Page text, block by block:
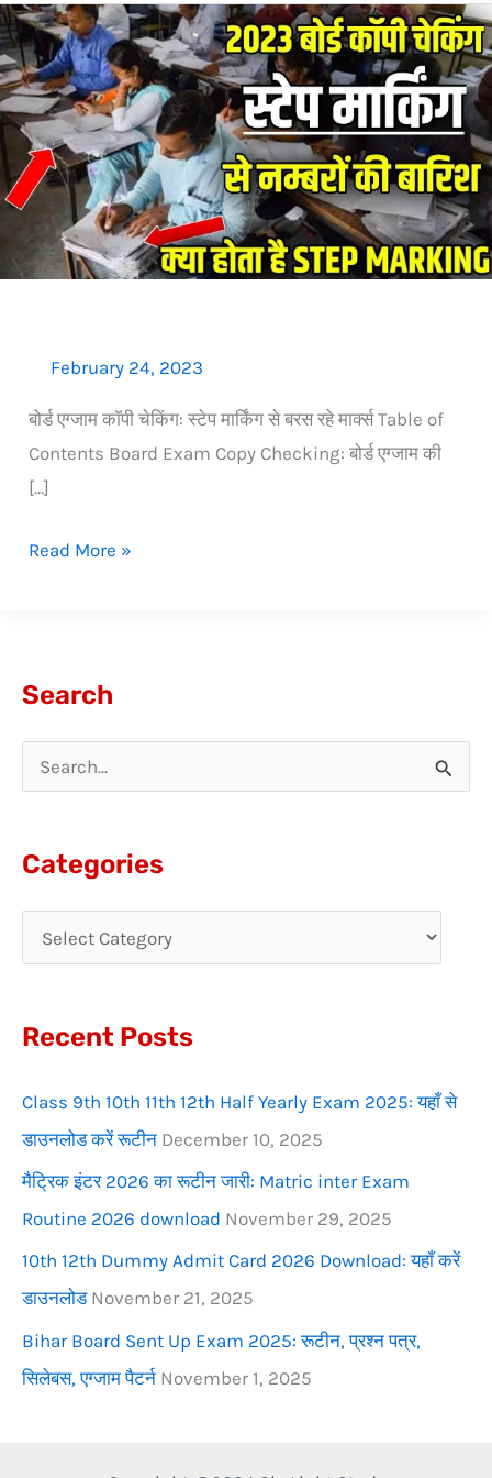
February 24, 2023
बोर्ड एग्जाम कॉपी चेकिंग: स्टेप मार्किंग से बरस रहे मार्क्स Table of
Contents Board Exam Copy Checking: बोर्ड एग्जाम की
[…]
Board
Exam
Copy
Checking:
Step
Marking
मिल
नंबर
Read More »
Search
h
o
:
Categories
Recent Posts
Class 9th 10th 11th 12th Half Yearly Exam 2025: यहाँ से
डाउनलोड करें रूटीन December 10, 2025
मैट्रिक इंटर 2026 का रूटीन जारी: Matric inter Exam
Routine 2026 download November 29, 2025
10th 12th Dummy Admit Card 2026 Download: यहाँ करें
डाउनलोड November 21, 2025
Bihar Board Sent Up Exam 2025: रूटीन, प्रश्न पत्र,
सिलेबस, एग्जाम पैटर्न November 1, 2025